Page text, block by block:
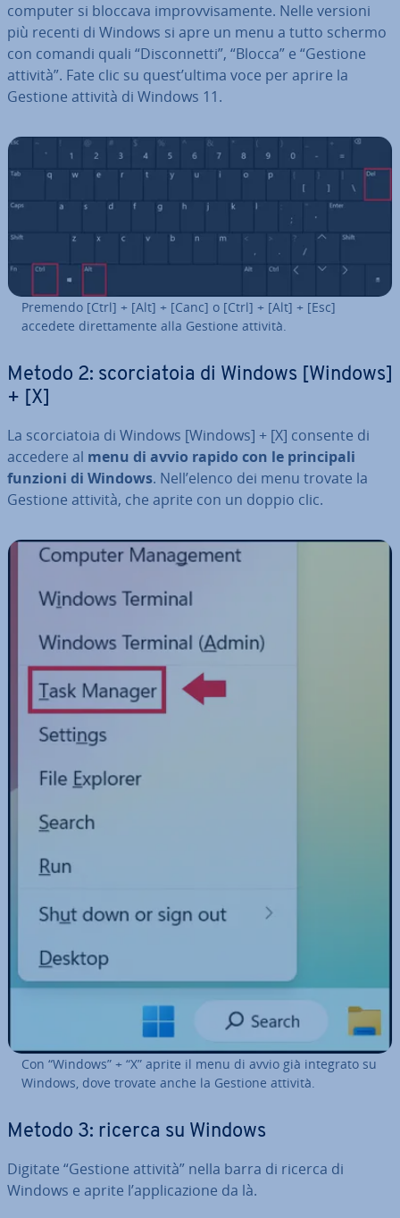
computer si bloccava im­prov­vi­sa­men­te. Nelle versioni
più recenti di Windows si apre un menu a tutto schermo
con comandi quali “Di­scon­net­ti”, “Blocca” e “Gestione
attività”. Fate clic su quest’ultima voce per aprire la
Gestione attività di Windows 11.
Premendo [Ctrl] + [Alt] + [Canc] o [Ctrl] + [Alt] + [Esc]
accedete di­ret­ta­men­te alla Gestione attività.
Metodo 2: scor­cia­to­ia di Windows [Windows]
+ [X]
La scor­cia­to­ia di Windows [Windows] + [X] consente di
accedere al menu di avvio rapido con le prin­ci­pa­li
funzioni di Windows. Nell’elenco dei menu trovate la
Gestione attività, che aprite con un doppio clic.
Con “Windows” + “X” aprite il menu di avvio già integrato su
Windows, dove trovate anche la Gestione attività.
Metodo 3: ricerca su Windows
Digitate “Gestione attività” nella barra di ricerca di
Windows e aprite l’ap­pli­ca­zio­ne da là.